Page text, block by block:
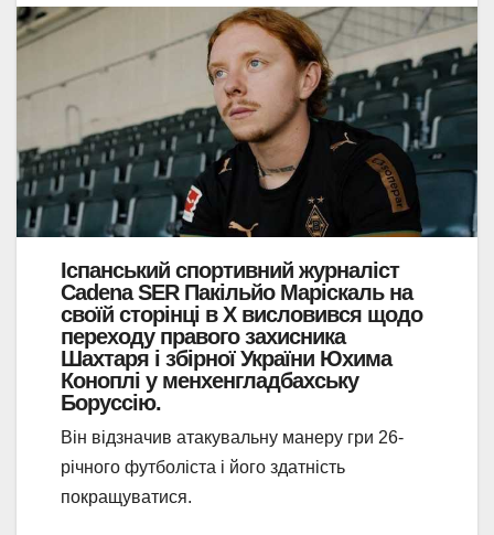
Іспанський спортивний журналіст
Cadena SER Пакільйо Маріскаль на
своїй сторінці в Х висловився щодо
переходу правого захисника
Шахтаря і збірної України Юхима
Коноплі у менхенгладбахську
Боруссію.
Він відзначив атакувальну манеру гри 26-
річного футболіста і його здатність
покращуватися.